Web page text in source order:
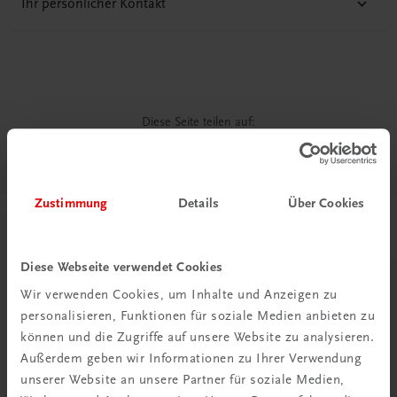
Zustimmung Details Über Cookies
Diese Webseite verwendet Cookies
Wir verwenden Cookies, um Inhalte und Anzeigen zu
personalisieren, Funktionen für soziale Medien anbieten zu
können und die Zugriffe auf unsere Website zu analysieren.
Außerdem geben wir Informationen zu Ihrer Verwendung
unserer Website an unsere Partner für soziale Medien,
Ihr persönlicher Kontakt
Diese Seite teilen auf: